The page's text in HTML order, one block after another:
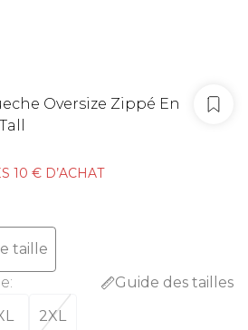
Oversize Zippé En
10 € D’ACHAT
taille
:
Guide des tailles
2XL